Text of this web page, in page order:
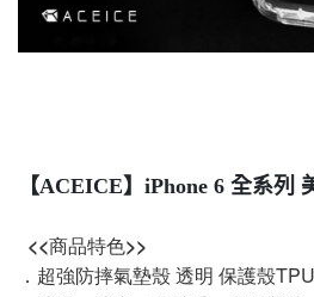
【ACEICE】iPhone 6 全系列
  <<商品特色>>
．超強防摔氣墊殼 透明 保護殼